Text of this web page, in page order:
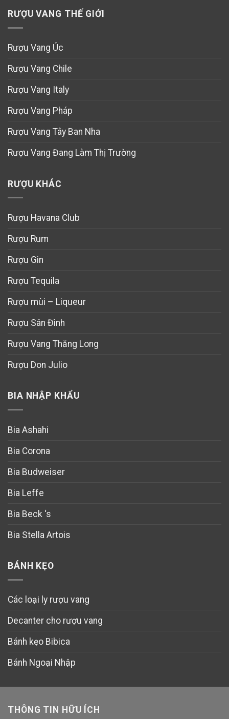
RƯỢU VANG THẾ GIỚI
Rượu Vang Úc
Rượu Vang Chile
Rượu Vang Italy
Rượu Vang Pháp
Rượu Vang Tây Ban Nha
Rượu Vang Đang Làm Thị Trường
RƯỢU KHÁC
Rượu Havana Club
Rượu Rum
Rượu Gin
Rượu Tequila
Rượu mùi – Liqueur
Rượu Sân Đình
Rượu Vang Thăng Long
Rượu Don Julio
BIA NHẬP KHẨU
Bia Ashahi
Bia Corona
Bia Budweiser
Bia Leffe
Bia Beck ‘s
Bia Stella Artois
BÁNH KẸO
Các loại ly rượu vang
Decanter cho rượu vang
Bánh kẹo Bibica
Bánh Ngoại Nhập
THÔNG TIN HỮU ÍCH